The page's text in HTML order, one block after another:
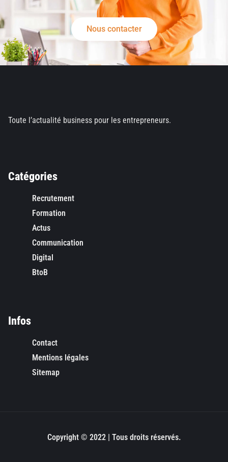
Nous contacter
Toute l’actualité business pour les entrepreneurs.
Catégories
Recrutement
Formation
Actus
Communication
Digital
BtoB
Infos
Contact
Mentions légales
Sitemap
Copyright © 2022 | Tous droits réservés.